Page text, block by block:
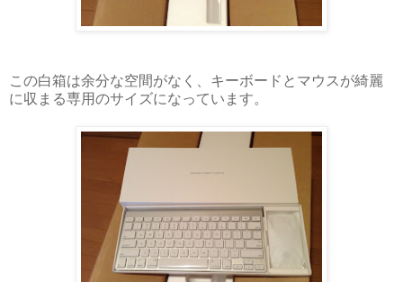
この白箱は余分な空間がなく、キーボードとマウスが綺麗
に収まる専用のサイズになっています。